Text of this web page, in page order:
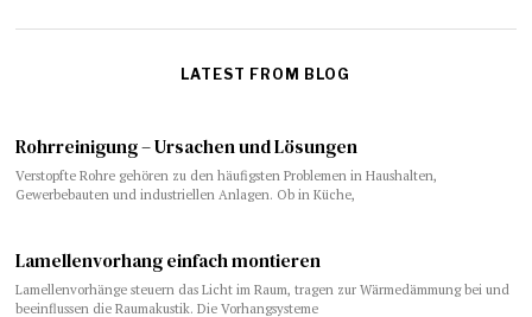
LATEST FROM BLOG
Rohrreinigung – Ursachen und Lösungen
Verstopfte Rohre gehören zu den häufigsten Problemen in Haushalten,
Gewerbebauten und industriellen Anlagen. Ob in Küche,
Lamellenvorhang einfach montieren
Lamellenvorhänge steuern das Licht im Raum, tragen zur Wärmedämmung bei und
beeinflussen die Raumakustik. Die Vorhangsysteme